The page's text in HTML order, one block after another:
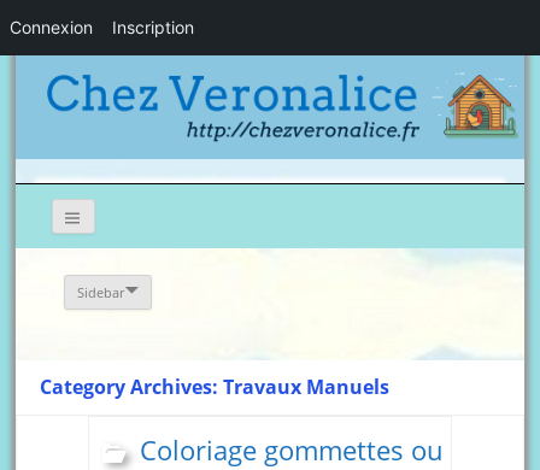
Sidebar
Category Archives: Travaux Manuels
Coloriage gommettes ou
Connexion Inscription